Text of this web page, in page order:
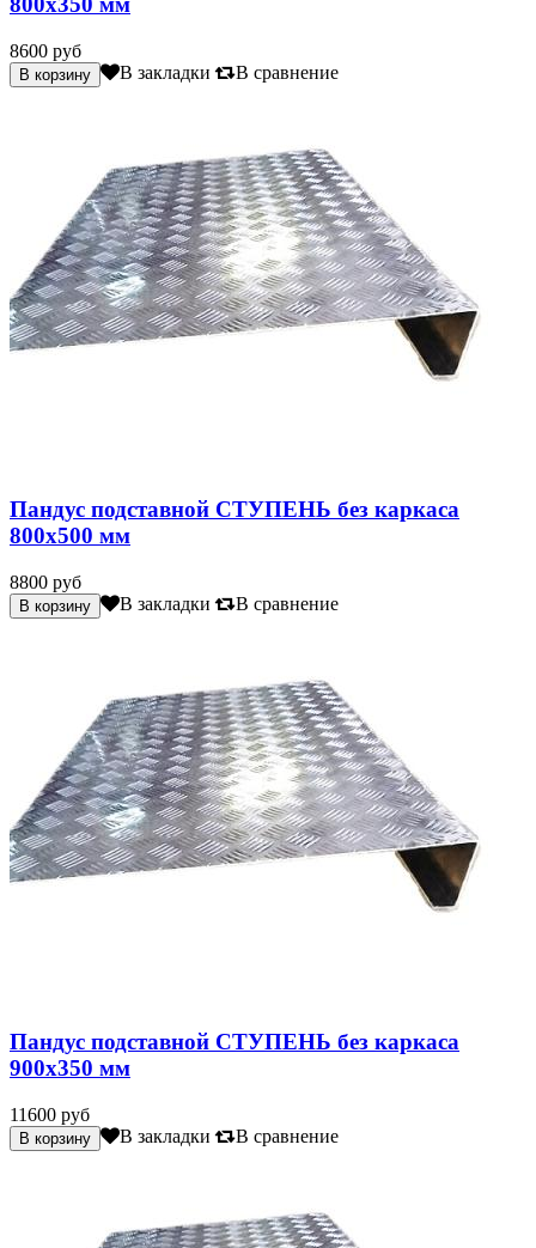
8600 руб
В закладки В сравнение
Пандус подставной СТУПЕНЬ без каркаса
800х500 мм
8800 руб
В закладки В сравнение
Пандус подставной СТУПЕНЬ без каркаса
900х350 мм
11600 руб
В закладки В сравнение